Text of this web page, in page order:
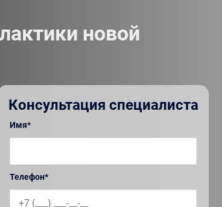
новой
Консультация специалиста
Имя*
Телефон*